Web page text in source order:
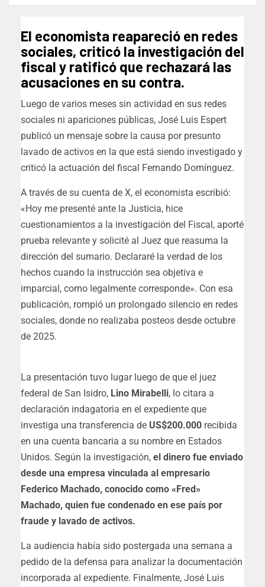
El economista reapareció en redes
sociales, criticó la investigación del
fiscal y ratificó que rechazará las
acusaciones en su contra.
Luego de varios meses sin actividad en sus redes
sociales ni apariciones públicas, José Luis Espert
publicó un mensaje sobre la causa por presunto
lavado de activos en la que está siendo investigado y
criticó la actuación del fiscal Fernando Domínguez.
A través de su cuenta de X, el economista escribió:
«Hoy me presenté ante la Justicia, hice
cuestionamientos a la investigación del Fiscal, aporté
prueba relevante y solicité al Juez que reasuma la
dirección del sumario. Declararé la verdad de los
hechos cuando la instrucción sea objetiva e
imparcial, como legalmente corresponde». Con esa
publicación, rompió un prolongado silencio en redes
sociales, donde no realizaba posteos desde octubre
de 2025.
La presentación tuvo lugar luego de que el juez
federal de San Isidro, Lino Mirabelli, lo citara a
declaración indagatoria en el expediente que
investiga una transferencia de US$200.000 recibida
en una cuenta bancaria a su nombre en Estados
Unidos. Según la investigación, el dinero fue enviado
desde una empresa vinculada al empresario
Federico Machado, conocido como «Fred»
Machado, quien fue condenado en ese país por
fraude y lavado de activos.
La audiencia había sido postergada una semana a
pedido de la defensa para analizar la documentación
incorporada al expediente. Finalmente, José Luis